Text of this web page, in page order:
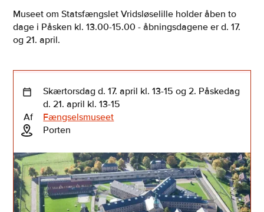
Museet om Statsfængslet Vridsløselille holder åben to
dage i Påsken kl. 13.00-15.00 - åbningsdagene er d. 17.
og 21. april.
Skærtorsdag d. 17. april kl. 13-15 og 2. Påskedag
d. 21. april kl. 13-15
Af
Fængselsmuseet
Porten